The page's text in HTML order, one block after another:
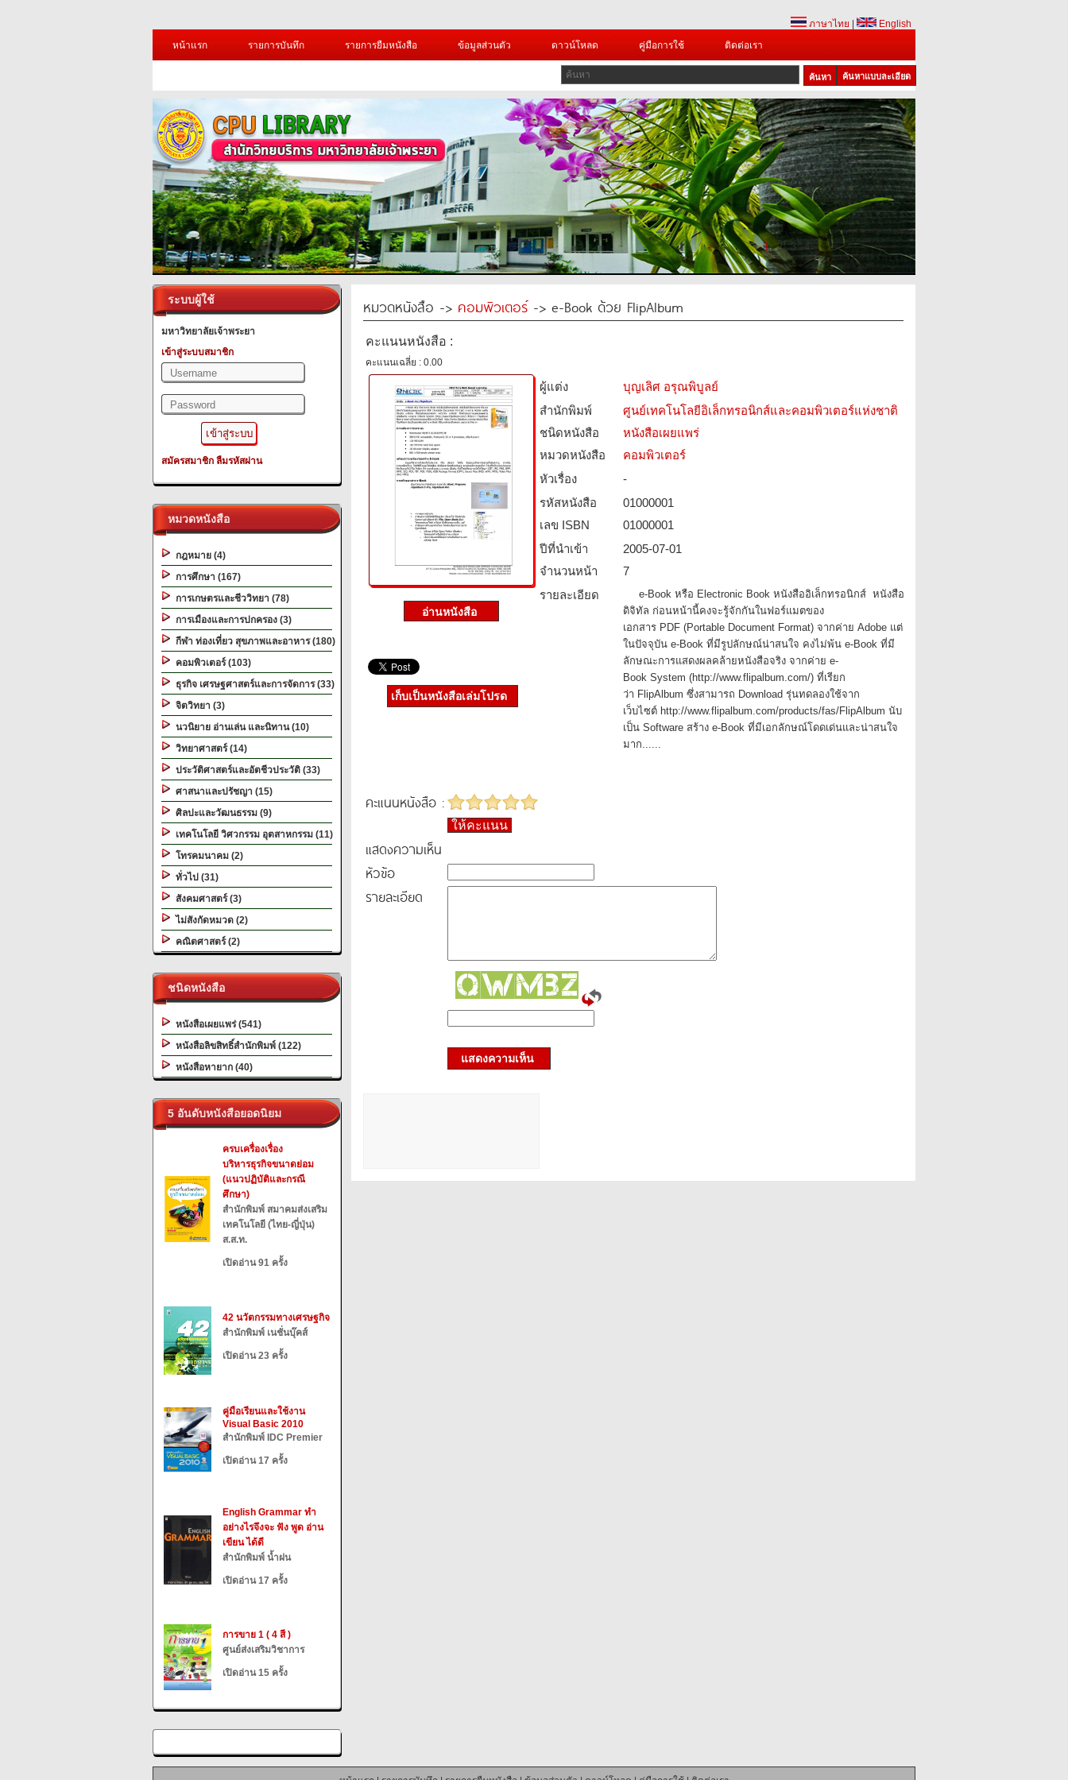
ภาษาไทย
English
หน้าแรก
รายการบันทึก รายการยืมหนังสือ ข้อมูลส่วนตัว ดาวน์โหลด คู่มือการใช้ ติดต่อเรา
ค้นหาแบบละเอียด
1 2 3 4
ระบบผู้ใช้
มหาวิทยาลัยเจ้าพระยา
เข้าสู่ระบบสมาชิก
สมัครสมาชิก ลืมรหัสผ่าน
หมวดหนังสือ
กฎหมาย (4)
การศึกษา (167)
การเกษตรและชีววิทยา (78)
การเมืองและการปกครอง (3)
กีฬา ท่องเที่ยว สุขภาพและอาหาร (180)
คอมพิวเตอร์ (103)
ธุรกิจ เศรษฐศาสตร์และการจัดการ (33)
จิตวิทยา (3)
นวนิยาย อ่านเล่น และนิทาน (10)
วิทยาศาสตร์ (14)
ประวัติศาสตร์และอัตชีวประวัติ (33)
ศาสนาและปรัชญา (15)
ศิลปะและวัฒนธรรม (9)
เทคโนโลยี วิศวกรรม อุตสาหกรรม (11)
โทรคมนาคม (2)
ทั่วไป (31)
สังคมศาสตร์ (3)
ไม่สังกัดหมวด (2)
คณิตศาสตร์ (2)
ชนิดหนังสือ
หนังสือเผยแพร่ (541)
หนังสือลิขสิทธิ์สำนักพิมพ์ (122)
หนังสือหายาก (40)
5 อันดับหนังสือยอดนิยม
ครบเครื่องเรื่อง
บริหารธุรกิจขนาดย่อม
(แนวปฏิบัติและกรณี
ศึกษา)
สำนักพิมพ์ สมาคมส่งเสริม
เทคโนโลยี (ไทย-ญี่ปุ่น)
ส.ส.ท.
เปิดอ่าน 91 ครั้ง
42 นวัตกรรมทางเศรษฐกิจ
สำนักพิมพ์ เนชั่นบุ๊คส์
เปิดอ่าน 23 ครั้ง
คู่มือเรียนและใช้งาน
Visual Basic 2010
สำนักพิมพ์ IDC Premier
เปิดอ่าน 17 ครั้ง
English Grammar ทำ
อย่างไรจึงจะ ฟัง พูด อ่าน
เขียน ได้ดี
สำนักพิมพ์ น้ำฝน
เปิดอ่าน 17 ครั้ง
การขาย 1 ( 4 สี )
ศูนย์ส่งเสริมวิชาการ
เปิดอ่าน 15 ครั้ง
หมวดหนังสือ -> คอมพิวเตอร์-> e-Book ด้วย FlipAlbum
คะแนนหนังสือ :
คะแนนเฉลี่ย : 0.00
ผู้แต่ง
บุญเลิศ อรุณพิบูลย์
สำนักพิมพ์
ศูนย์เทคโนโลยีอิเล็กทรอนิกส์และคอมพิวเตอร์แห่งชาติ
ชนิดหนังสือ­
หนังสือเผยแพร่
หมวดหนังสือ­
คอมพิวเตอร์
หัวเรื่อง
-
รหัสหนังสือ­
01000001
เลข ISBN
01000001
ปีที่นำเข้า
2005-07-01
จำนวนหน้า
7
รายละเอียด
e-Book หรือ Electronic Book หนังสืออิเล็กทรอนิกส์ หนังสือ
ดิจิทัล ก่อนหน้านี้คงจะรู้จักกันในฟอร์แมตของ
เอกสาร PDF (Portable Document Format) จากค่าย Adobe แต่
ในปัจจุบัน e-Book ที่มีรูปลักษณ์น่าสนใจ คงไม่พ้น e-Book ที่มี
ลักษณะการแสดงผลคล้ายหนังสือจริง จากค่าย e-
Book System (http://www.flipalbum.com/) ที่เรียก
ว่า FlipAlbum ซึ่งสามารถ Download รุ่นทดลองใช้จาก
เว็บไซต์ http://www.flipalbum.com/products/fas/FlipAlbum นับ
เป็น Software สร้าง e-Book ที่มีเอกลักษณ์โดดเด่นและน่าสนใจ
มาก......
เก็บเป็นหนังสือเล่มโปรด
คะแนนหนังสือ :
ให้คะแนน
แสดงความเห็น
หัวข้อ
รายละเอียด
แสดงความเห็น